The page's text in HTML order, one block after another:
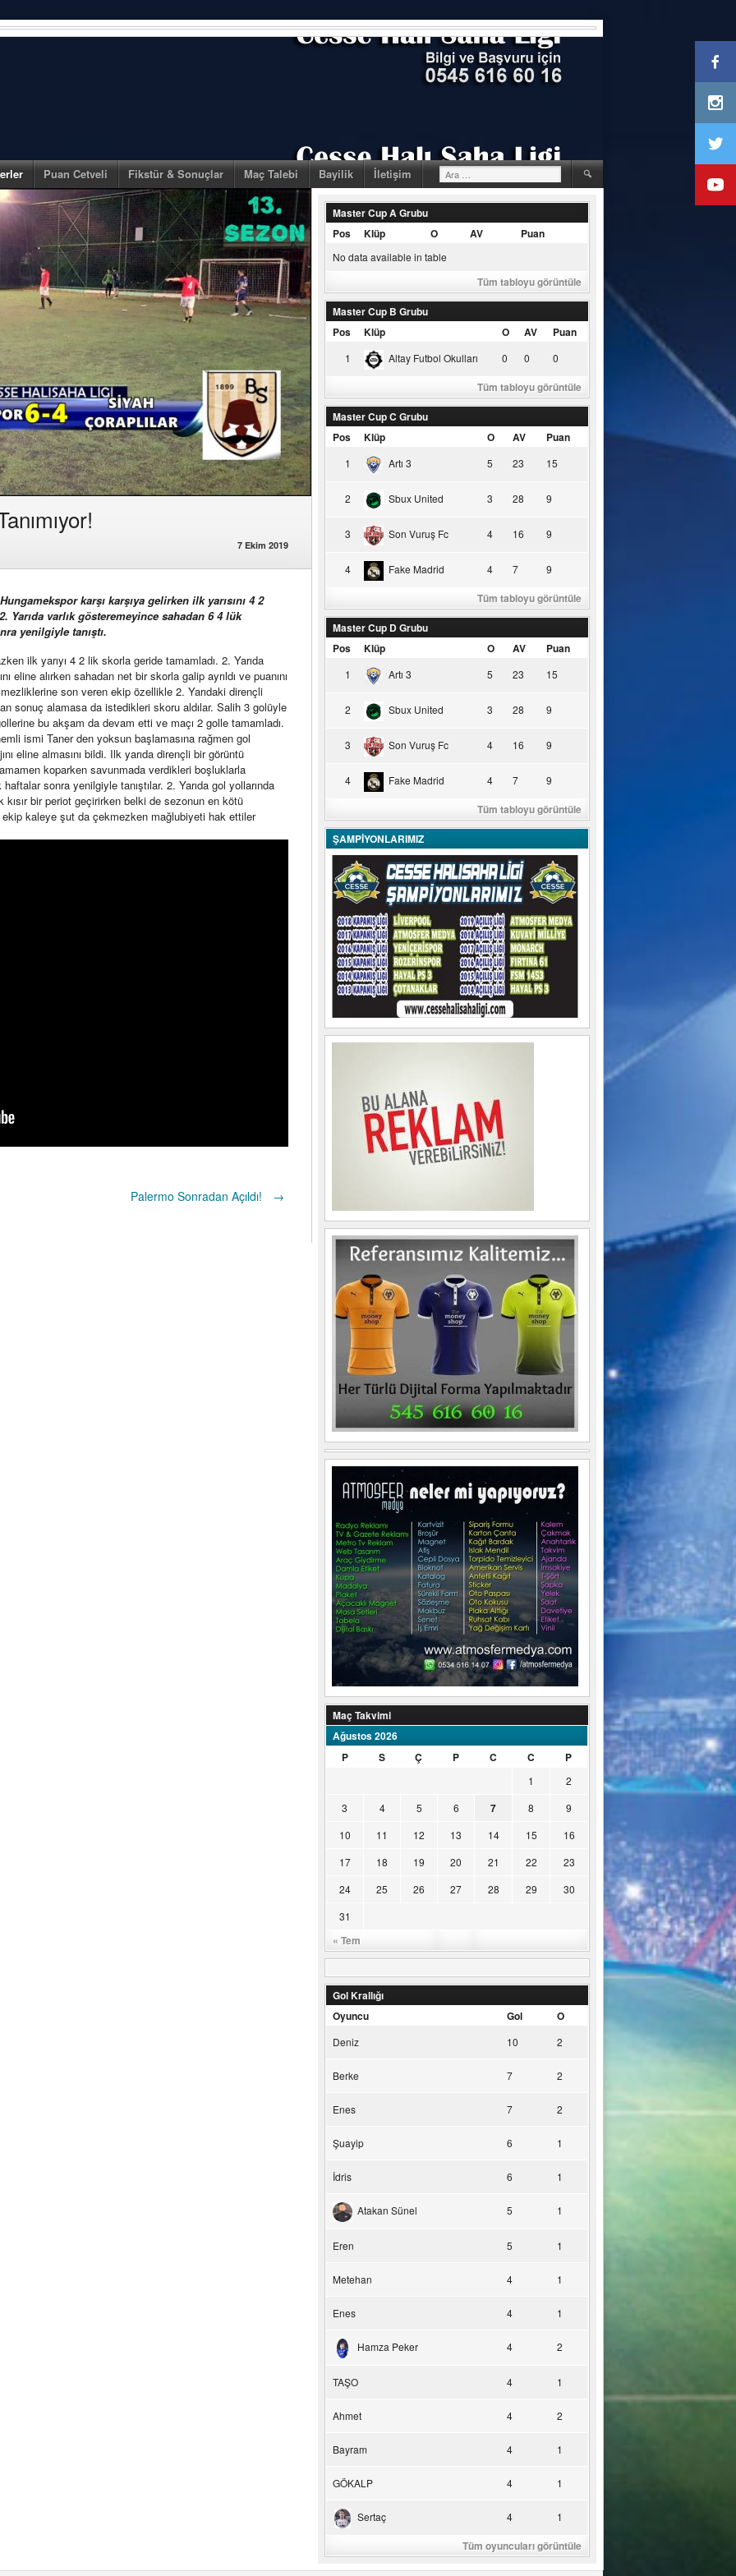
Puan Cetveli Fikstür & Sonuçlar Maç Talebi Bayilik İletişim Arama:
7 Ekim 2019
karşı karşıya gelirken ilk yarısını 4 2
Yarıda varlık gösteremeyince sahadan 6 4 lük
yenilgiyle tanıştı.
ilk yarıyı 4 2 lik skorla geride tamamladı. 2. Yarıda
eline alırken sahadan net bir skorla galip ayrıldı ve puanını
son veren ekip özellikle 2. Yarıdaki dirençli
sonuç alamasa da istedikleri skoru aldılar. Salih 3 golüyle
bu akşam da devam etti ve maçı 2 golle tamamladı.
ismi Taner den yoksun başlamasına rağmen gol
eline almasını bildi. Ilk yarıda dirençli bir görüntü
koparken savunmada verdikleri boşluklarla
sonra yenilgiyle tanıştılar. 2. Yarıda gol yollarında
bir periot geçirirken belki de sezonun en kötü
ekip kaleye şut da çekmezken mağlubiyeti hak ettiler
Palermo Sonradan Açıldı! →
Master Cup A Grubu
Pos
Klüp O AV Puan
No data available in table
Tüm tabloyu görüntüle
Master Cup B Grubu
Pos
Klüp O AV Puan
1 Altay Futbol Okulları 0 0 0
Tüm tabloyu görüntüle
Master Cup C Grubu
Pos
Klüp O AV Puan
1 Artı 3 5 23 15
2 Sbux United 3 28 9
3 Son Vuruş Fc 4 16 9
4 Fake Madrid 4 7 9
Tüm tabloyu görüntüle
Master Cup D Grubu
Pos
Klüp O AV Puan
1 Artı 3 5 23 15
2 Sbux United 3 28 9
3 Son Vuruş Fc 4 16 9
4 Fake Madrid 4 7 9
Tüm tabloyu görüntüle
ŞAMPİYONLARIMIZ
Maç Takvimi
Ağustos 2026
P
S Ç P C C P
« Tem
1
2
3
4 5 6 7 8
9
10
11 12 13 14 15
16
17
18 19 20 21 22
23
24
25 26 27 28 29
30
31
Gol Krallığı
Oyuncu
Gol O
Deniz 10 2
Berke 7 2
Enes 7 2
Şuayip 6 1
İdris 6 1
Atakan Sünel 5 1
Eren 5 1
Metehan 4 1
Enes 4 1
Hamza Peker 4 2
TAŞO 4 1
Ahmet 4 2
Bayram 4 1
GÖKALP 4 1
Sertaç 4 1
Tüm oyuncuları görüntüle